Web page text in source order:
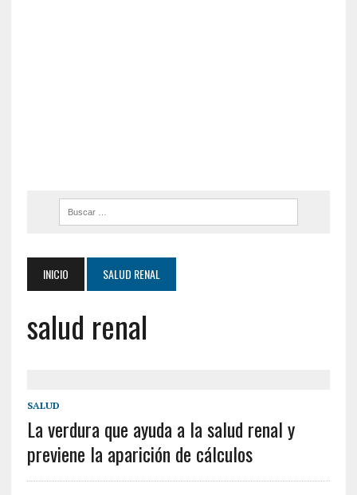
INICIO SALUD RENAL
salud renal
SALUD
La verdura que ayuda a la salud renal y
previene la aparición de cálculos